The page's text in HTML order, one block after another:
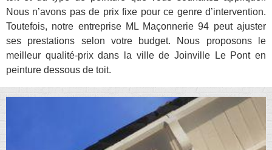
Nous n’avons pas de prix fixe pour ce genre d’intervention.
Toutefois, notre entreprise ML Maçonnerie 94 peut ajuster
ses prestations selon votre budget. Nous proposons le
meilleur qualité-prix dans la ville de Joinville Le Pont en
peinture dessous de toit.